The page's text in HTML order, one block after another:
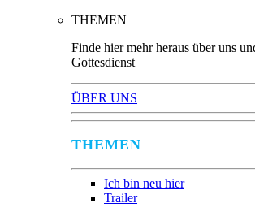
THEMEN
Finde hier mehr heraus über uns
Gottesdienst
ÜBER UNS
THEMEN
Ich bin neu hier
Trailer